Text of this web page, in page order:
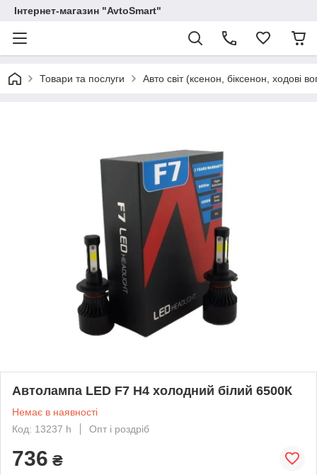
Інтернет-магазин "AvtoSmart"
Товари та послуги Авто світ (ксенон, біксенон, ходові
Автолампа LED F7 H4 холодний білий 6500К
Немає в наявності
Код: 13237 h
Опт і роздріб
736 ₴